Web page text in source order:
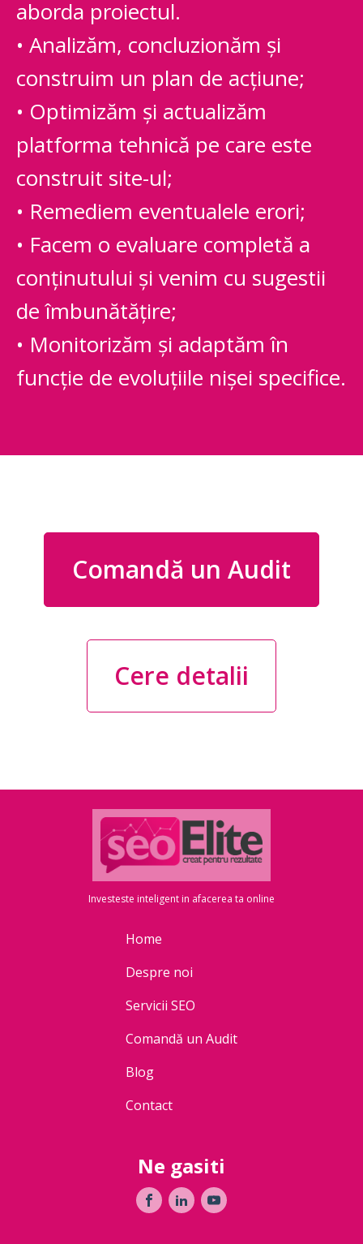
aborda proiectul.
• Analizăm, concluzionăm și
construim un plan de acțiune;
• Optimizăm și actualizăm
platforma tehnică pe care este
construit site-ul;
• Remediem eventualele erori;
• Facem o evaluare completă a
conținutului și venim cu sugestii
de îmbunătățire;
• Monitorizăm și adaptăm în
funcție de evoluțiile nișei specifice.
Comandă un Audit
Cere detalii
Investeste inteligent in afacerea ta online
Home
Despre noi
Servicii SEO
Comandă un Audit
Blog
Contact
Ne gasiti